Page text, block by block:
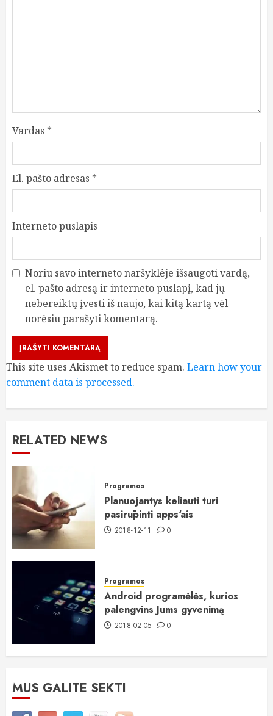
Vardas *
El. pašto adresas *
Interneto puslapis
Noriu savo interneto naršyklėje išsaugoti vardą,
el. pašto adresą ir interneto puslapį, kad jų
nebereiktų įvesti iš naujo, kai kitą kartą vėl
norėsiu parašyti komentarą.
This site uses Akismet to reduce spam. Learn how your
comment data is processed.
RELATED NEWS
Programos
Planuojantys keliauti turi
pasirūpinti apps‘ais
2018-12-11 0
Programos
Android programėlės, kurios
palengvins Jums gyvenimą
2018-02-05 0
MUS GALITE SEKTI